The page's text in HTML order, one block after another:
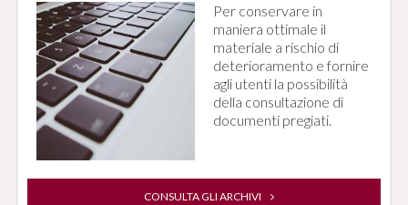
Per conservare in
maniera ottimale il
materiale a rischio di
deterioramento e fornire
agli utenti la possibilità
della consultazione di
documenti pregiati.
CONSULTA GLI ARCHIVI